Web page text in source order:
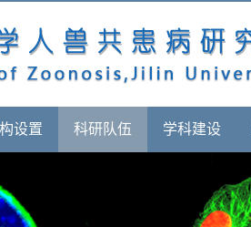
设置 科研队伍 学科建设